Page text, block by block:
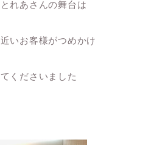
れあさんの舞台は
いお客様がつめかけ
くださいました